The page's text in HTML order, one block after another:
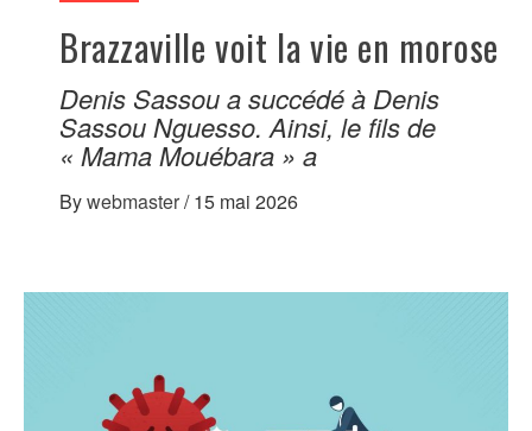
Brazzaville voit la vie en morose
Denis Sassou a succédé à Denis
Sassou Nguesso. Ainsi, le fils de
« Mama Mouébara » a
Bywebmaster/ 15 mai 2026